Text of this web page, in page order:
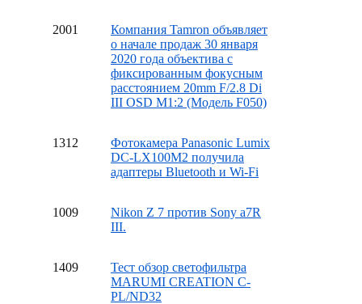
2001
Компания Tamron объявляет
о начале продаж 30 января
2020 года объектива с
фиксированным фокусным
расстоянием 20mm F/2.8 Di
III OSD M1:2 (Модель F050)
1312
Фотокамера Panasonic Lumix
DC-LX100M2 получила
адаптеры Bluetooth и Wi-Fi
1009
Nikon Z 7 против Sony a7R
III.
1409
Тест обзор светофильтра
MARUMI CREATION C-
PL/ND32